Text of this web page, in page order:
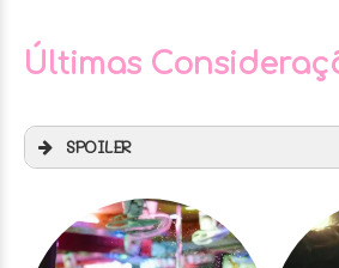
Últimas
SPOILER